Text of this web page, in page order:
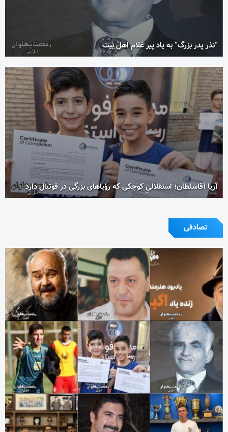
“نذر پدر بزرگ” به یاد پیر غلام اهل بیت
آریا آقاسلطان؛ استقلالیِ کوچکی که رؤیاهای بزرگی در فوتبال دارد
تصادفی